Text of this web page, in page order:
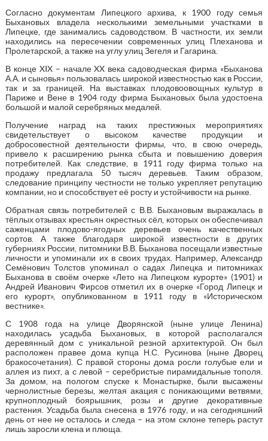
Согласно документам Липецкого архива, к 1900 году семья
Быхановых владела несколькими земельными участками в
Липецке, где занимались садоводством. В частности, их земли
находились на пересечении современных улиц Плеханова и
Пролетарской, а также на углу улиц Зегеля и Гагарина.
В конце XIX – начале XX века садоводческая фирма «Быханова
А.А. и сыновья» пользовалась широкой известностью как в России,
так и за границей. На выставках плодовоовощных культур в
Париже и Вене в 1904 году фирма Быхановых была удостоена
большой и малой серебряных медалей.
Получение наград на таких престижных мероприятиях
свидетельствует о высоком качестве продукции и
добросовестной деятельности фирмы, что, в свою очередь,
привело к расширению рынка сбыта и повышению доверия
потребителей. Как следствие, в 1911 году фирма только на
продажу предлагала 50 тысяч деревьев. Таким образом,
следование принципу честности не только укрепляет репутацию
компании, но и способствует её росту и устойчивости на рынке.
Обратная связь потребителей с В.В. Быхановым выражалась в
тёплых отзывах крестьян окрестных сёл, которых он обеспечивал
саженцами плодово-ягодных деревьев очень качественных
сортов. А также благодаря широкой известности в других
губерниях России, питомники В.В. Быханова посещали известные
личности и упоминали их в своих трудах. Например, Александр
Семёнович Толстов упоминал о садах Липецка и питомниках
Быханова в своём очерке «Лето на Липецком курорте» (1901) и
Андрей Иванович Фирсов отметил их в очерке «Город Липецк и
его курорт», опубликованном в 1911 году в «Историческом
вестнике».
С 1908 года на улице Дворянской (ныне улице Ленина)
находилась усадьба Быхановых, в которой располагался
деревянный дом с уникальной резной архитектурой. Он был
расположен правее дома купца Н.С. Русинова (ныне Дворец
бракосочетания). С правой стороны дома росли голубые ели и
аллея из пихт, а с левой – серебристые пирамидальные тополя.
За домом, на пологом спуске к Монастырке, были высажены
чернолистные березы, желтая акация с поникающими ветвями,
крупноплодный боярышник, розы и другие декоративные
растения. Усадьба была снесена в 1976 году, и на сегодняшний
день от нее не осталось и следа – на этом склоне теперь растут
лишь заросли клена и плюща.